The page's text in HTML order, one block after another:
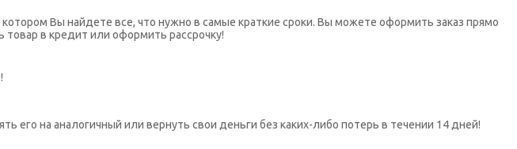
Вы найдете все, что нужно в самые краткие сроки. Вы можете оформить заказ прямо
в кредит или оформить рассрочку!
на аналогичный или вернуть свои деньги без каких-либо потерь в течении 14 дней!